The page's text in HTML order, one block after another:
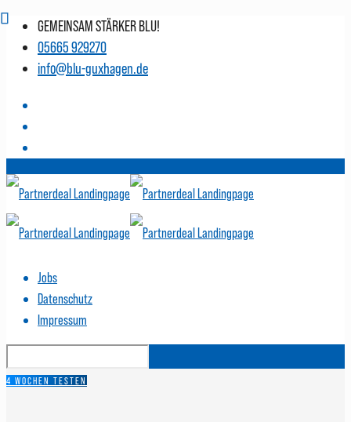
GEMEINSAM STÄRKER BLU!
05665 929270
info@blu-guxhagen.de
Jobs
Datenschutz
Impressum
4 WOCHEN TESTEN